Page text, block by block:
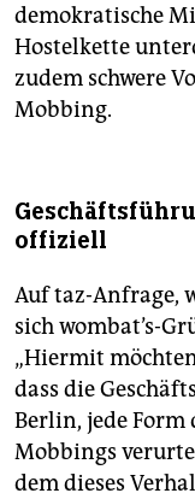
demokratische
Hostelkette
zudem schwere
Mobbing.
offiziell
Auf taz-Anfrage,
sich wombat’s-
„Hiermit
dass die
Berlin, jede
Mobbings
dem dieses